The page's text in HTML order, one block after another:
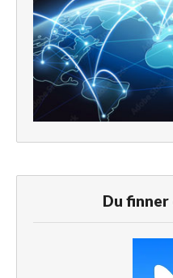
Du finner